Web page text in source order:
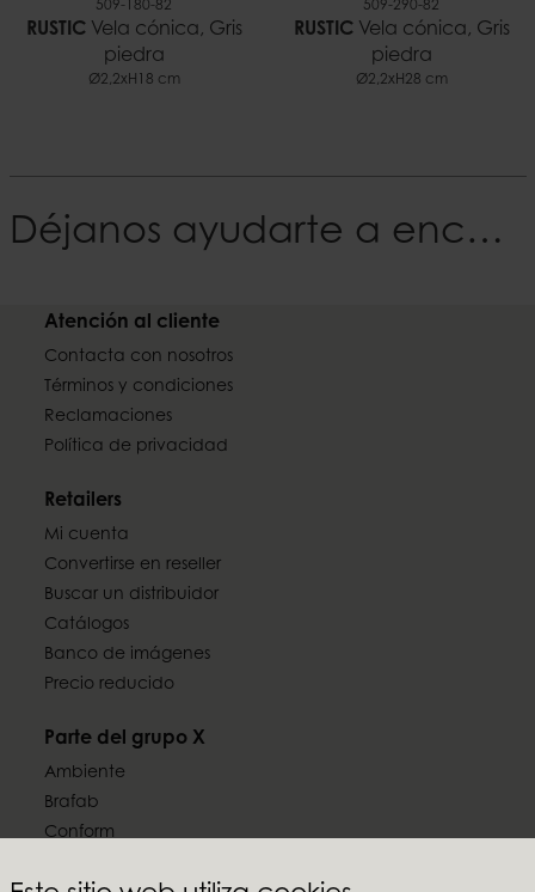
509-180-82
RUSTICVela cónica, Gris
piedra
Ø2,2xH18 cm
509-290-82
RUSTICVela cónica, Gris
piedra
Ø2,2xH28 cm
Déjanos ayudarte a encontrar tu Estilo
Atención al cliente
Contacta con nosotros
Términos y condiciones
Reclamaciones
Política de privacidad
Retailers
Mi cuenta
Convertirse en reseller
Buscar un distribuidor
Catálogos
Banco de imágenes
Precio reducido
Parte del grupo X
Ambiente
Brafab
Conform